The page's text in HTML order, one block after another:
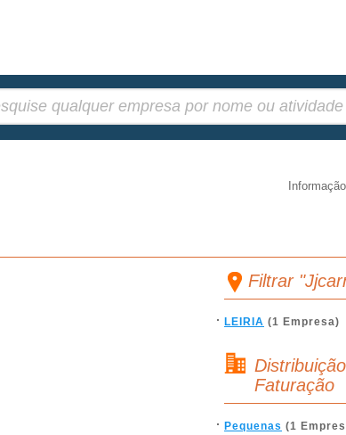
Filtrar
LEIRIA (1 Empresa)
Faturação
Pequenas (1